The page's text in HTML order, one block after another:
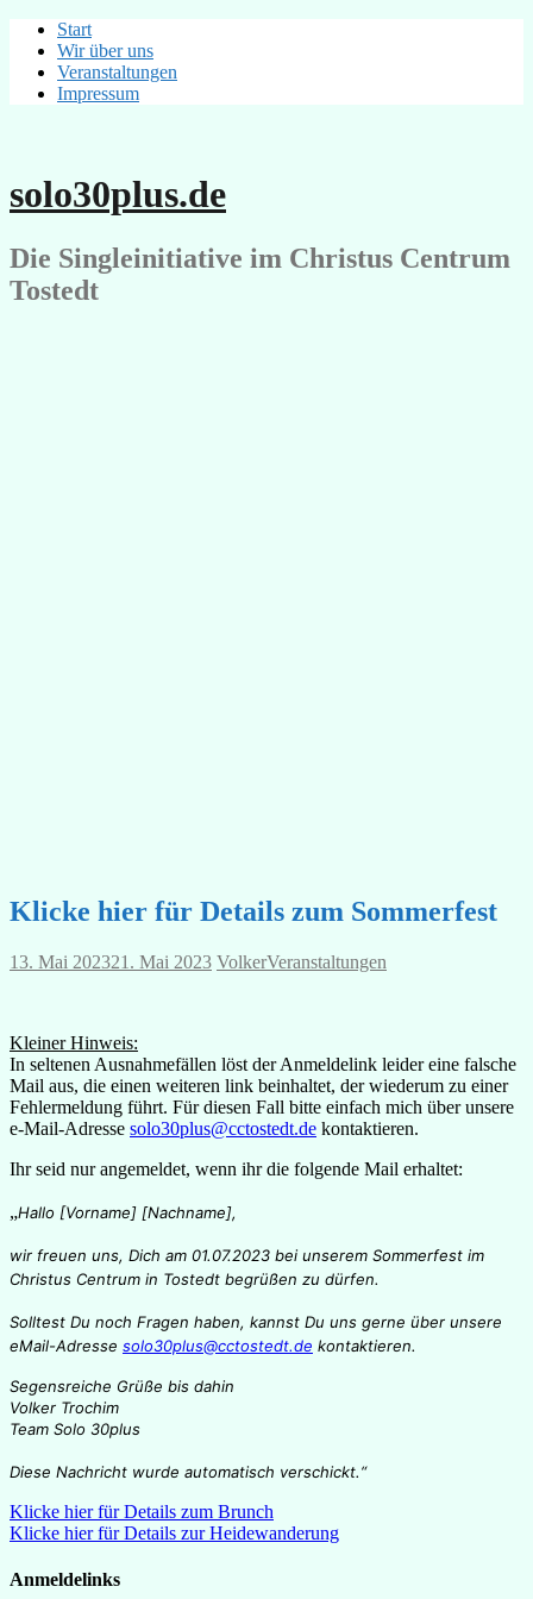
Springe
zum
Inhalt
Start
Wir über uns
Veranstaltungen
Impressum
solo30plus.de
Die Singleinitiative im Christus Centrum
Tostedt
Klicke hier für Details zum Sommerfest
13. Mai 202321. Mai 2023 VolkerVeranstaltungen
Kleiner Hinweis:
In seltenen Ausnahmefällen löst der Anmeldelink leider eine falsche
Mail aus, die einen weiteren link beinhaltet, der wiederum zu einer
Fehlermeldung führt. Für diesen Fall bitte einfach mich über unsere
e-Mail-Adresse solo30plus@cctostedt.de kontaktieren.
Ihr seid nur angemeldet, wenn ihr die folgende Mail erhaltet:
„Hallo [Vorname] [Nachname],
wir freuen uns, Dich am 01.07.2023 bei unserem Sommerfest im
Christus Centrum in Tostedt begrüßen zu dürfen.
Solltest Du noch Fragen haben, kannst Du uns gerne über unsere
eMail-Adresse solo30plus@cctostedt.de kontaktieren.
Segensreiche Grüße bis dahin
Volker Trochim
Team Solo 30plus
Diese Nachricht wurde automatisch verschickt.“
Beitragsnavigation
Klicke hier für Details zum Brunch
Klicke hier für Details zur Heidewanderung
Anmeldelinks